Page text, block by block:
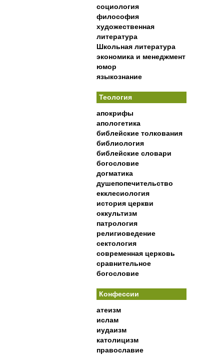
социология
философия
художественная
литература
Школьная литература
экономика и менеджмент
юмор
языкознание
Теология
апокрифы
апологетика
библейские толкования
библиология
библейские словари
богословие
догматика
душепопечительство
екклесиология
история церкви
оккультизм
патрология
религиоведение
сектология
современная церковь
сравнительное
богословие
Конфессии
атеизм
ислам
иудаизм
католицизм
православие